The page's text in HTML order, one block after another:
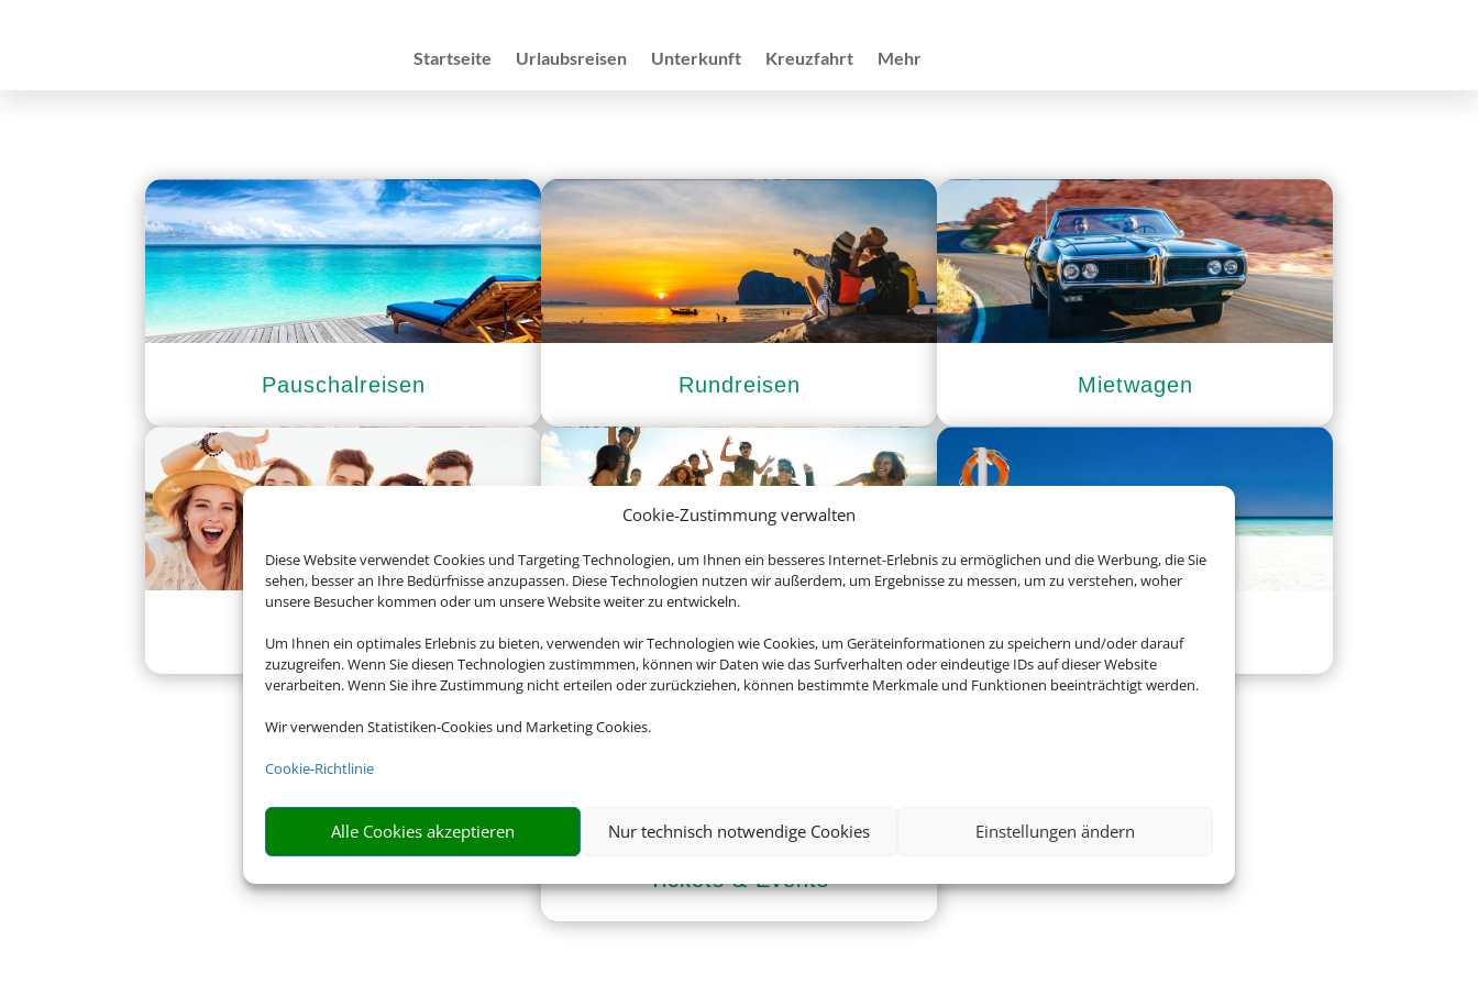
Cookie-Zustimmung verwalten
Diese Website verwendet Cookies und Targeting Technologien, um Ihnen ein besseres Internet-Erlebnis zu ermöglichen und die Werbung, die Sie
sehen, besser an Ihre Bedürfnisse anzupassen. Diese Technologien nutzen wir außerdem, um Ergebnisse zu messen, um zu verstehen, woher
unsere Besucher kommen oder um unsere Website weiter zu entwickeln.
Um Ihnen ein optimales Erlebnis zu bieten, verwenden wir Technologien wie Cookies, um Geräteinformationen zu speichern und/oder darauf
zuzugreifen. Wenn Sie diesen Technologien zustimmmen, können wir Daten wie das Surfverhalten oder eindeutige IDs auf dieser Website
verarbeiten. Wenn Sie ihre Zustimmung nicht erteilen oder zurückziehen, können bestimmte Merkmale und Funktionen beeinträchtigt werden.
Wir verwenden Statistiken-Cookies und Marketing Cookies.
Cookie-Richtlinie
Alle Cookies akzeptieren Nur technisch notwendige Cookies Einstellungen ändern
Startseite Urlaubsreisen Unterkunft Kreuzfahrt Mehr
Pauschalreisen Rundreisen Mietwagen
Klassenfahrten Gruppenreisen Versicherung
Tickets & Events